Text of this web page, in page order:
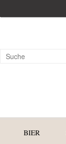
BIER